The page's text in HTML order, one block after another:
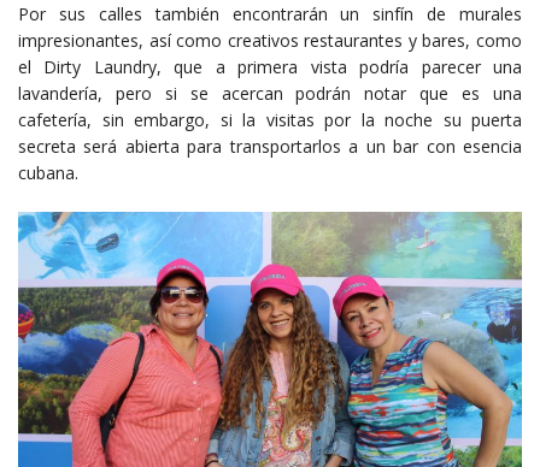
Por sus calles también encontrarán un sinfín de murales
impresionantes, así como creativos restaurantes y bares, como
el Dirty Laundry, que a primera vista podría parecer una
lavandería, pero si se acercan podrán notar que es una
cafetería, sin embargo, si la visitas por la noche su puerta
secreta será abierta para transportarlos a un bar con esencia
cubana.